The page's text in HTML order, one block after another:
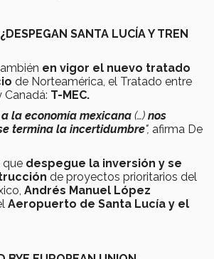
SANTA LUCÍA Y TREN
en vigor el nuevo tratado
de Norteamérica, el Tratado entre
Canadá: T-MEC.
la economía mexicana (…) nos
termina la incertidumbre", afirma De
que despegue la inversión y se
de proyectos prioritarios del
Andrés Manuel López
Aeropuerto de Santa Lucía y el